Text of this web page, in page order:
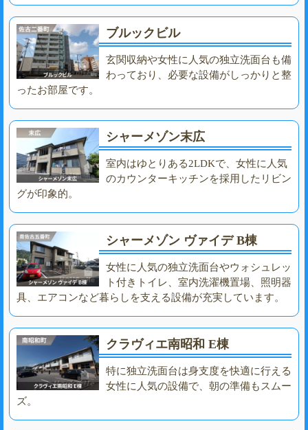
ブルックビル
玄関収納や女性に人気の独立洗面台も備
わっており、必要な設備がしっかりと整
ったお部屋です。
シャーメゾン末広
室内はゆとりある2LDKで、女性に人気
のカウンターキッチンを採用したリビン
グが印象的。
シャーメゾン ヴァイデ B棟
女性に人気の独立洗面台やウォシュレッ
ト付きトイレ、室内洗濯機置場、照明器
具、エアコンなど暮らしを支える設備が充実しています。
クラヴィエ南昭和 E棟
特に独立洗面台は身支度を快適に行える
女性に人気の設備で、朝の準備もスムー
ズ。